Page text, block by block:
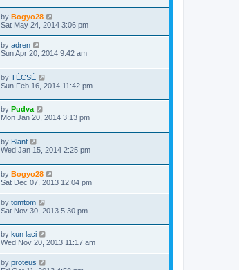
by Bogyo28
Sat May 24, 2014 3:06 pm
by adren
Sun Apr 20, 2014 9:42 am
by TÉCSÉ
Sun Feb 16, 2014 11:42 pm
by Pudva
Mon Jan 20, 2014 3:13 pm
by Blant
Wed Jan 15, 2014 2:25 pm
by Bogyo28
Sat Dec 07, 2013 12:04 pm
by tomtom
Sat Nov 30, 2013 5:30 pm
by kun laci
Wed Nov 20, 2013 11:17 am
by proteus